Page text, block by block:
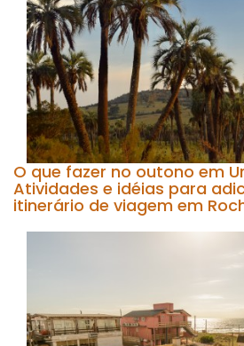
O que fazer no outono em
Atividades e idéias para
itinerário de viagem em